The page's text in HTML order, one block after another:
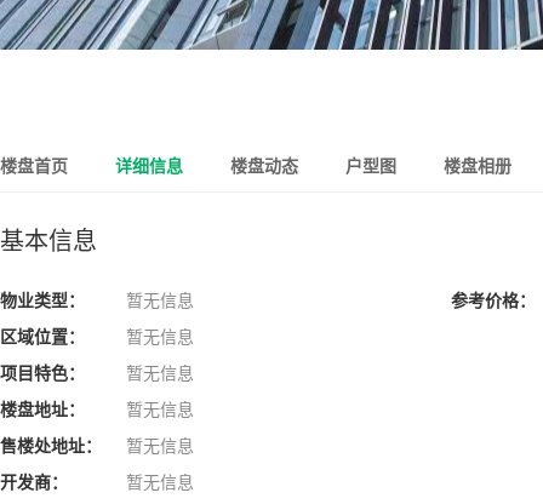
楼盘首页 详细信息 楼盘动态 户型图 楼盘相册
基本信息
物业类型： 暂无信息
参考价格：
区域位置：
暂无信息
项目特色：
暂无信息
楼盘地址：
暂无信息
售楼处地址：
暂无信息
开发商：
暂无信息